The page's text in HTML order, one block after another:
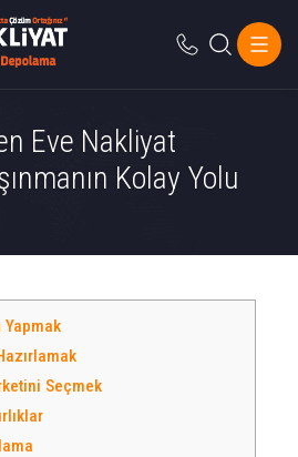
Eve Nakliyat
Kolay Yolu
Yapmak
Seçmek